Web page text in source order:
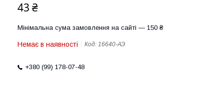
43 ₴
Мінімальна сума замовлення на сайті — 150 ₴
Немає в наявності Код: 16640-АЭ
+380 (99) 178-07-48